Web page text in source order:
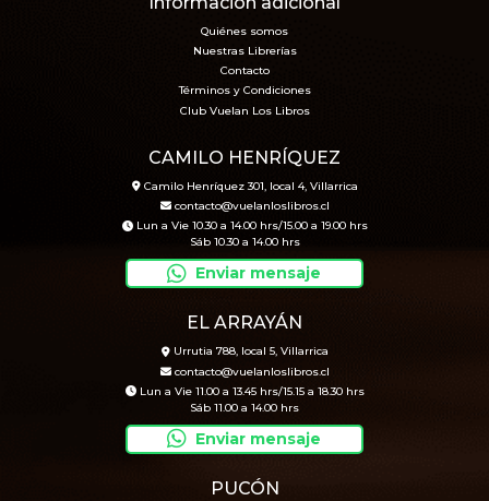
Quiénes somos
Nuestras Librerías
Contacto
Términos y Condiciones
Club Vuelan Los Libros
CAMILO HENRÍQUEZ
Camilo Henríquez 301, local 4, Villarrica
contacto@vuelanloslibros.cl
Lun a Vie 10.30 a 14.00 hrs/15.00 a 19.00 hrs
Sáb 10.30 a 14.00 hrs
Enviar mensaje
EL ARRAYÁN
Urrutia 788, local 5, Villarrica
contacto@vuelanloslibros.cl
Lun a Vie 11.00 a 13.45 hrs/15.15 a 18.30 hrs
Sáb 11.00 a 14.00 hrs
Enviar mensaje
PUCÓN